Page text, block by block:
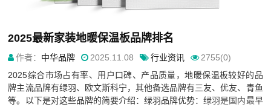
​2025最新家装地暖保温板品牌排名
作者： 中华品牌 2025.11.08 行业资讯
2755(0)
2025综合市场占有率、用户口碑、产品质量，地暖保温板较好的品
牌主流品牌有绿羽、欧文斯科宁，其他备选品牌有三友、优友、青鱼
等。以下是对这些品牌的简要介绍：绿羽品牌优势：绿羽是国内最早